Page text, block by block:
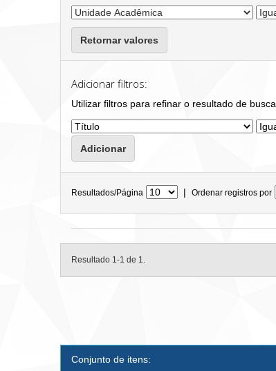
Retornar valores
Adicionar filtros:
Utilizar filtros para refinar o resultado de busca.
Resultados/Página | Ordenar registros por
Resultado 1-1 de 1.
Conjunto de itens: